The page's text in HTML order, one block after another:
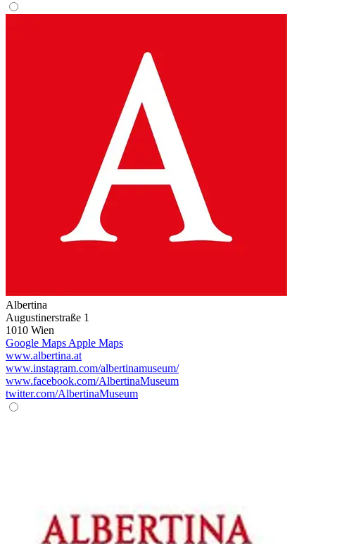
Albertina
Augustinerstraße 1
1010 Wien
Google Maps Apple Maps
www.albertina.at
www.instagram.com/albertinamuseum/
www.facebook.com/AlbertinaMuseum
twitter.com/AlbertinaMuseum